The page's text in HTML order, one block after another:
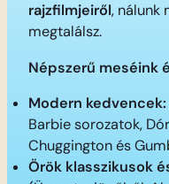
rajzfilmjeiről, nálunk
megtalálsz.
Népszerű meséink
Modern kedvencek:
Barbie sorozatok,
Chuggington és
Örök klasszikusok